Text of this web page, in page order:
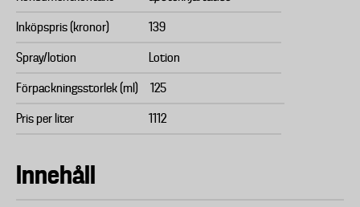
Inköpspris (kronor) 139
Spray/lotion Lotion
Förpackningsstorlek (ml) 125
Pris per liter 1112
Innehåll